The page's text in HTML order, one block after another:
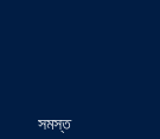
সমস্ত